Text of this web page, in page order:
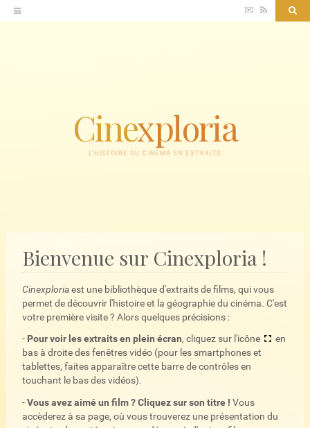
Accéder
au
✉ RSS
Cinexploria
L'HISTOIRE DU CINÉMA EN EXTRAITS
Bienvenue sur Cinexploria !
Cinexploriaest une bibliothèque d'extraits de films, qui vous
permet de découvrir l'histoire et la géographie du cinéma. C'est
votre première visite ? Alors quelques précisions :
- Pour voir les extraits en plein écran, cliquez sur l'icône
en
bas à droite des fenêtres vidéo (pour les smartphones et
tablettes, faites apparaître cette barre de contrôles en
touchant le bas des vidéos).
-Vous avez aimé un film ? Cliquez sur son titre ! Vous
accèderez à sa page, où vous trouverez une présentation du